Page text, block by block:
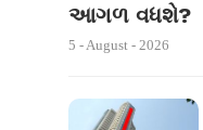
આગળ વધશે?
5 - August - 2026